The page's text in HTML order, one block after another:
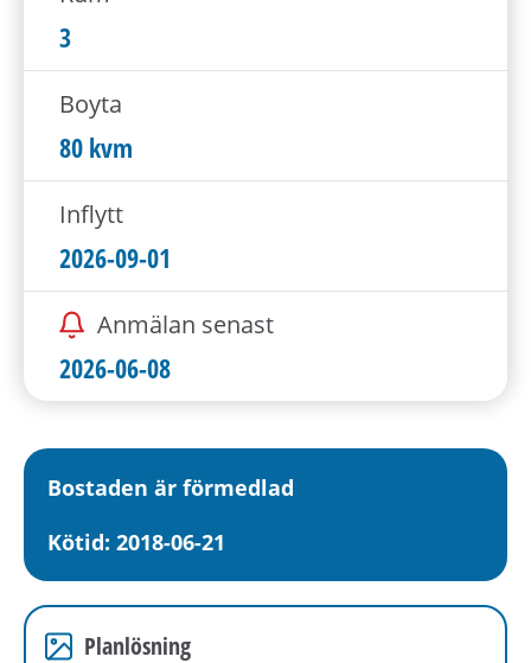
t
3
Boyta
80 kvm
Inflytt
2026-09-01
Anmälan senast
2026-06-08
Bostaden är förmedlad
Kötid: 2018-06-21
Planlösning